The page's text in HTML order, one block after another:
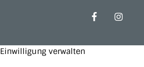
facebookinstagram
Einwilligung verwalten